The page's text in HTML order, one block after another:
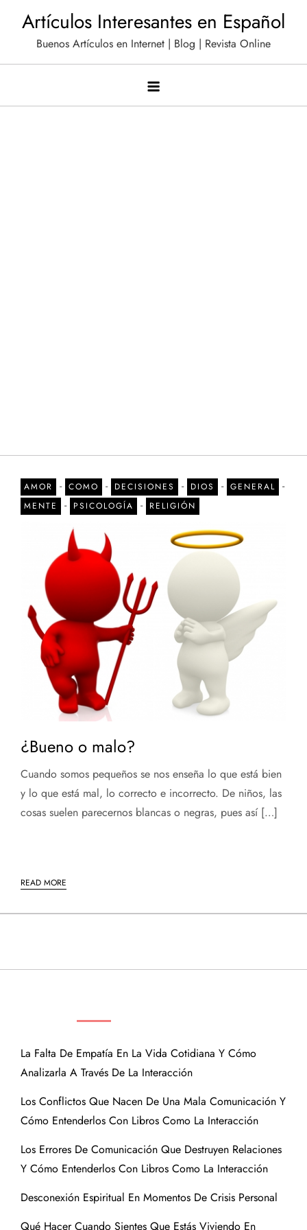
contenido
Artículos Interesantes en Español
Buenos Artículos en Internet | Blog | Revista Online
AMOR - COMO - DECISIONES - DIOS - GENERAL -
MENTE - PSICOLOGÍA - RELIGIÓN
¿Bueno o malo?
Cuando somos pequeños se nos enseña lo que está bien
y lo que está mal, lo correcto e incorrecto. De niños, las
cosas suelen parecernos blancas o negras, pues así […]
READ MORE
La Falta De Empatía En La Vida Cotidiana Y Cómo
Analizarla A Través De La Interacción
Los Conflictos Que Nacen De Una Mala Comunicación Y
Cómo Entenderlos Con Libros Como La Interacción
Los Errores De Comunicación Que Destruyen Relaciones
Y Cómo Entenderlos Con Libros Como La Interacción
Desconexión Espiritual En Momentos De Crisis Personal
Qué Hacer Cuando Sientes Que Estás Viviendo En